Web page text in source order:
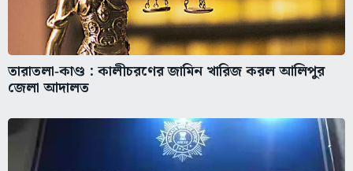
তারাতলা‑কাণ্ড : কালীচরণের জামিন খারিজ করল আলিপুর
জেলা আদালত